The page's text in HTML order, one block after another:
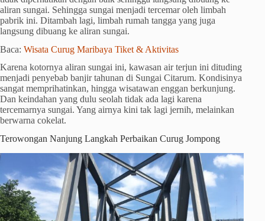
aliran sungai. Sehingga sungai menjadi tercemar oleh limbah
pabrik ini. Ditambah lagi, limbah rumah tangga yang juga
langsung dibuang ke aliran sungai.
Baca: Wisata Curug Maribaya Tiket & Aktivitas
Karena kotornya aliran sungai ini, kawasan air terjun ini dituding
menjadi penyebab banjir tahunan di Sungai Citarum. Kondisinya
sangat memprihatinkan, hingga wisatawan enggan berkunjung.
Dan keindahan yang dulu seolah tidak ada lagi karena
tercemarnya sungai. Yang airnya kini tak lagi jernih, melainkan
berwarna cokelat.
Terowongan Nanjung Langkah Perbaikan Curug Jompong